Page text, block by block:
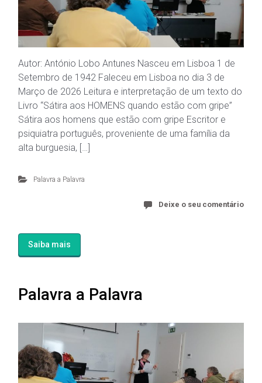
Autor: António Lobo Antunes Nasceu em Lisboa 1 de
Setembro de 1942 Faleceu em Lisboa no dia 3 de
Março de 2026 Leitura e interpretação de um texto do
Livro “Sátira aos HOMENS quando estão com gripe”
Sátira aos homens que estão com gripe Escritor e
psiquiatra português, proveniente de uma família da
alta burguesia, […]
Palavra a Palavra
Deixe o seu comentário
Saiba mais
Palavra a Palavra